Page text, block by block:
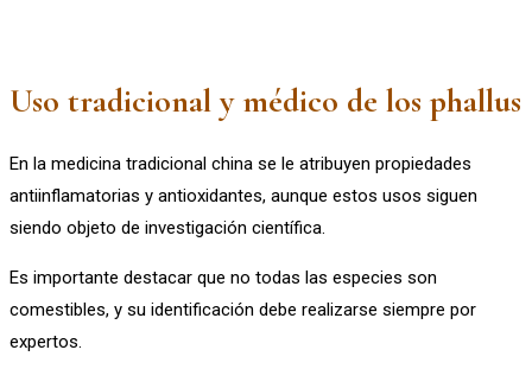
Uso tradicional y médico de los phallus
En la medicina tradicional china se le atribuyen propiedades
antiinflamatorias y antioxidantes, aunque estos usos siguen
siendo objeto de investigación científica.
Es importante destacar que no todas las especies son
comestibles, y su identificación debe realizarse siempre por
expertos.